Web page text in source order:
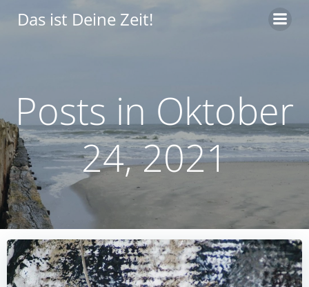
Das ist Deine Zeit!
Posts in Oktober
24, 2021